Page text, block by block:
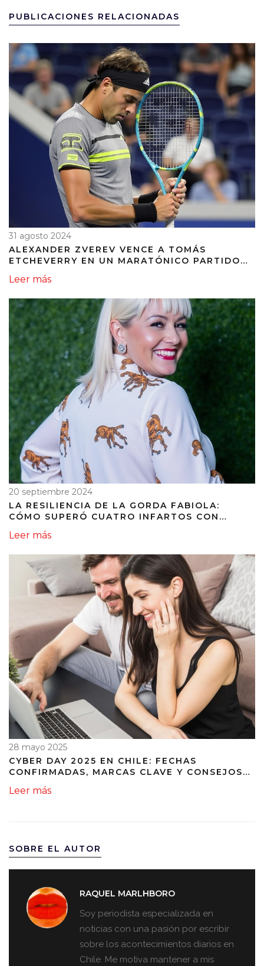
PUBLICACIONES RELACIONADAS
31 agosto 2024
ALEXANDER ZVEREV VENCE A TOMÁS
ETCHEVERRY EN UN MARATÓNICO PARTIDO
Leer más
20 septiembre 2024
LA RESILIENCIA DE LA GORDA FABIOLA:
CÓMO SUPERÓ CUATRO INFARTOS CON
Leer más
28 mayo 2025
CYBER DAY 2025 EN CHILE: FECHAS
CONFIRMADAS, MARCAS CLAVE Y CONSEJOS
Leer más
SOBRE EL AUTOR
RAQUEL MARLHBORO
Soy periodista especializada en
noticias con una pasión por escribir
sobre los acontecimientos diarios en
Chile. Me motiva mantener a mis